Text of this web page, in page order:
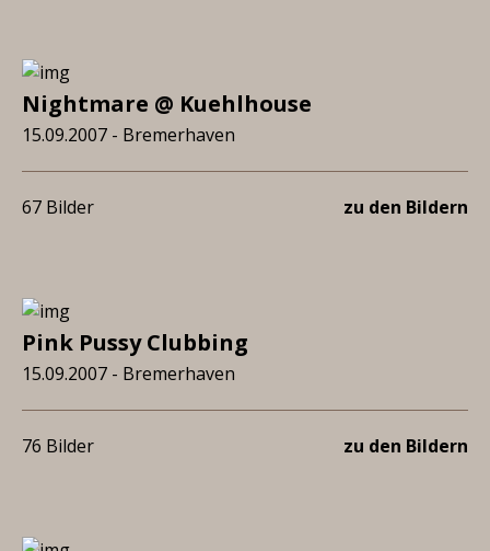
Nightmare @ Kuehlhouse
15.09.2007 - Bremerhaven
67 Bilder zu den Bildern
Pink Pussy Clubbing
15.09.2007 - Bremerhaven
76 Bilder zu den Bildern